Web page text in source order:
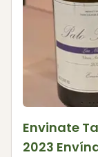
Envinate
2023